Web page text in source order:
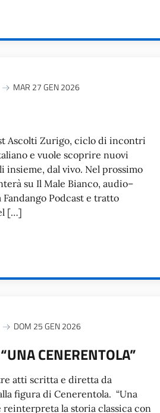
MAR 27 GEN 2026
Ascolti Zurigo, ciclo di incontri
e vuole scoprire nuovi
dal vivo. Nel prossimo
su Il Male Bianco, audio–
Podcast e tratto
[…]
DOM 25 GEN 2026
CENERENTOLA”
atti scritta e diretta da
figura di Cenerentola. “Una
reinterpreta la storia classica con